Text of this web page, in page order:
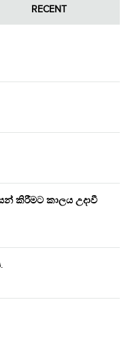
RECENT
කිරීමට කාලය උදාවී